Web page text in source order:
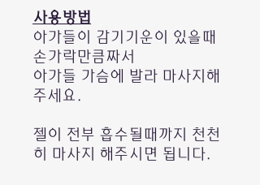
사용방법
아가들이 감기기운이 있을때
손가락만큼짜서
아가들 가슴에 발라 마사지해
주세요.
젤이 전부 흡수될때까지 천천
히 마사지 해주시면 됩니다.